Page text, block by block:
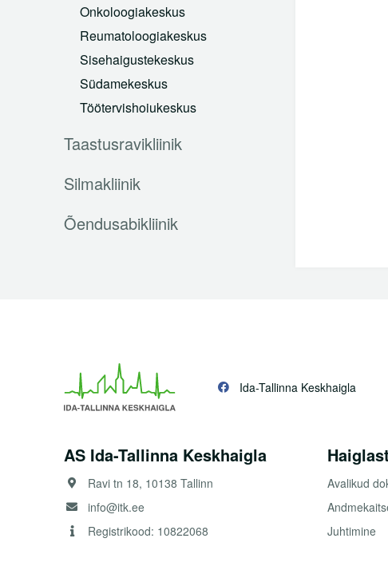
Sotsiaalnõustamine
Kliinikud
Diagnostikakliinik
Kirurgiakliinik
Naistekliinik
Sisekliinik
Onkoloogiakeskus
Reumatoloogiakeskus
Töötervishoiukeskus
Taastusravikliinik
Onkoloogiakeskus
Reumatoloogiakeskus
Sisehaigustekeskus
Südamekeskus
Töötervishoiukeskus
Taastusravikliinik
Silmakliinik
Õendusabikliinik
Ida-Tallinna Keskhaigla
AS Ida-Tallinna Keskhaigla
Ravi tn 18, 10138 Tallinn
info@itk.ee
Registrikood: 10822068
Haiglast
Avalikud
Juhtimine